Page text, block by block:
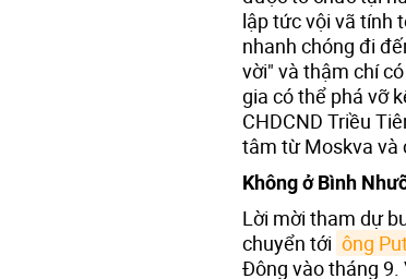
lập tức vội vã tính
nhanh chóng đi
vời" và thậm chí
gia có thể phá vỡ
CHDCND Triều
tâm từ Moskva và
Không ở Bình
Lời mời tham dự
chuyển tới ông
Đông vào tháng 9.